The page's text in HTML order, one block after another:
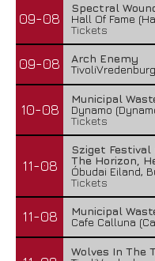
09-08
Spectral
Hall Of Fame
Tickets
09-08
Arch Enemy
10-08
Municipal
Dynamo
Tickets
11-08
Sziget Festival
The Horizon,
Óbudai Eiland,
Tickets
11-08
Municipal
Cafe Calluna
Wolves In The